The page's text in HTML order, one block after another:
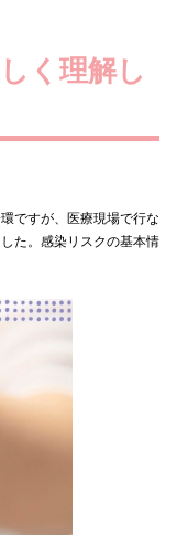
く理解し
ですが、医療現場で行な
た。 感染リスクの基本情